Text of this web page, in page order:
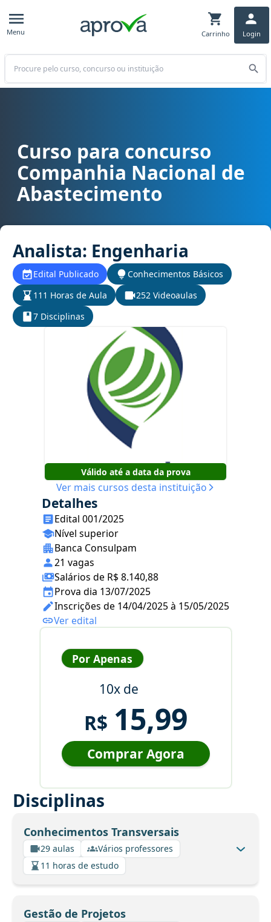
Menu Carrinho Login
Buscar
Curso para concurso CONAB - Companhia Nacional de
Curso para concurso
Companhia Nacional de
Abastecimento
Analista: Engenharia
Edital Publicado
Conhecimentos Básicos
111 Horas de Aula
252 Videoaulas
7 Disciplinas
Válido até a data da prova
Ver mais cursos desta instituição
Detalhes
Edital 001/2025
Nível superior
Banca Consulpam
21 vagas
Salários de R$ 8.140,88
Prova dia 13/07/2025
Inscrições de 14/04/2025 à 15/05/2025
Ver edital
Por Apenas
10x de
R$ 15,99
Comprar Agora
Disciplinas
Conhecimentos Transversais
29 aulas
Vários professores
11 horas de estudo
Gestão de Projetos